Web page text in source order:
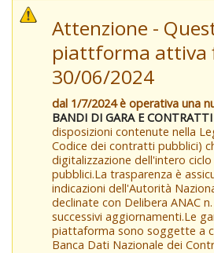
Attenzione -
piattforma attiva
30/06/2024
dal 1/7/2024 è operativa una
BANDI DI GARA E
disposizioni contenute nella
Codice dei contratti pubblici)
digitalizzazione dell'intero
pubblici.La trasparenza è
indicazioni dell'Autorità
declinate con Delibera ANAC
successivi aggiornamenti.Le
piattaforma sono soggette a
Banca Dati Nazionale dei